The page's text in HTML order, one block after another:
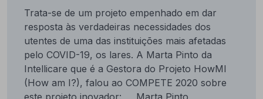
Trata-se de um projeto empenhado em dar
resposta às verdadeiras necessidades dos
utentes de uma das instituições mais afetadas
pelo COVID-19, os lares. A Marta Pinto da
Intellicare que é a Gestora do Projeto HowMI
(How am I?), falou ao COMPETE 2020 sobre
este projeto inovador: Marta Pinto,